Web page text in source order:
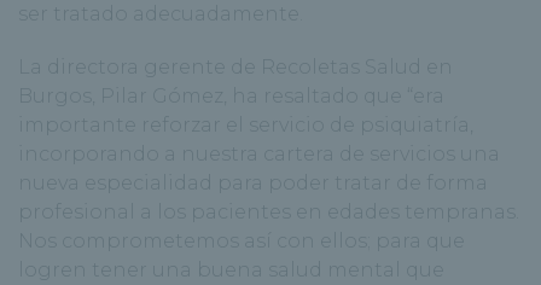
ser tratado adecuadamente.
La directora gerente de Recoletas Salud en
Burgos, Pilar Gómez, ha resaltado que “era
importante reforzar el servicio de psiquiatría,
incorporando a nuestra cartera de servicios una
nueva especialidad para poder tratar de forma
profesional a los pacientes en edades tempranas.
Nos comprometemos así con ellos; para que
logren tener una buena salud mental que